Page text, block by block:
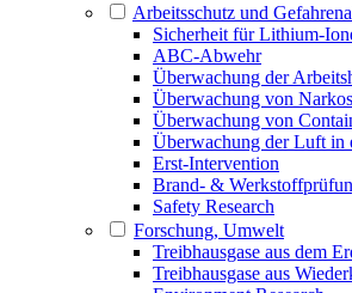
Arbeitsschutz und
Sicherheit für Lithium-
ABC-Abwehr
Überwachung der
Überwachung von
Überwachung von
Überwachung der Luft in
Erst-Intervention
Brand- &
Safety Research
Forschung, Umwelt
Treibhausgase aus dem
Treibhausgase aus